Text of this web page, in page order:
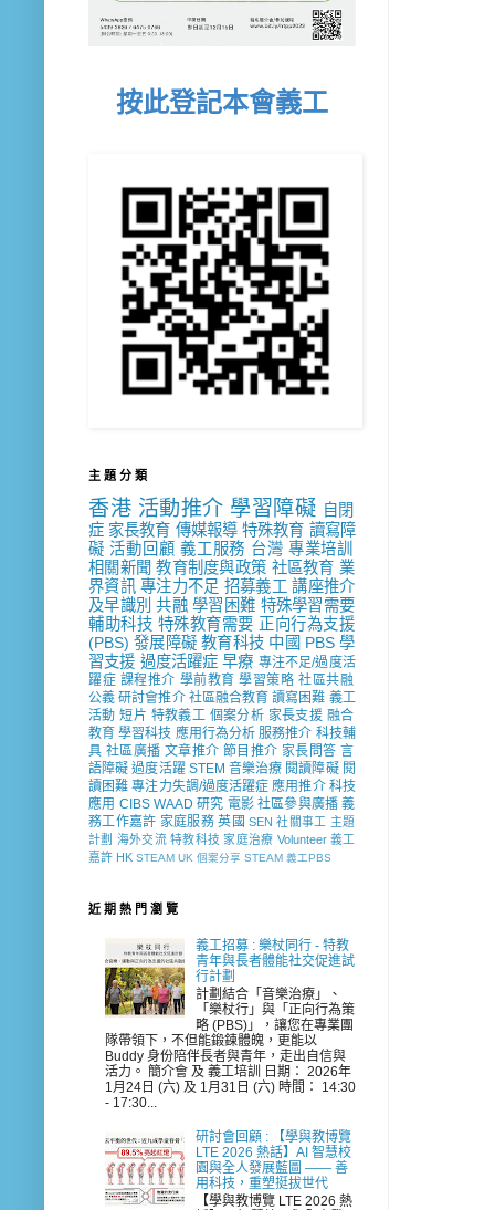
按此登記本會義工
主 題 分 類
香港 活動推介 學習障礙 自閉
症 家長教育 傳媒報導 特殊教育 讀寫障
礙 活動回顧 義工服務 台灣 專業培訓
相關新聞 教育制度與政策 社區教育 業
界資訊 專注力不足 招募義工 講座推介
及早識別 共融 學習困難 特殊學習需要
輔助科技 特殊教育需要 正向行為支援
(PBS) 發展障礙 教育科技 中國 PBS 學
習支援 過度活躍症 早療 專注不足/過度活
躍症 課程推介 學前教育 學習策略 社區共融
公義 研討會推介 社區融合教育 讀寫困難 義工
活動 短片 特教義工 個案分析 家長支援 融合
教育 學習科技 應用行為分析 服務推介 科技輔
具 社區廣播 文章推介 節目推介 家長問答 言
語障礙 過度活躍 STEM 音樂治療 閱讀障礙 閱
讀困難 專注力失調/過度活躍症 應用推介 科技
應用 CIBS WAAD 研究 電影 社區參與廣播 義
務工作嘉許 家庭服務 英國 SEN 社關事工 主題
計劃 海外交流 特教科技 家庭治療 Volunteer 義工
嘉許 HK STEAM UK 個案分享 STEAM 義工PBS
近 期 熱 門 瀏 覽
義工招募 : 樂杖同行 - 特教
青年與長者體能社交促進試
行計劃
計劃結合「音樂治療」、
「樂杖行」與「正向行為策
略 (PBS)」，讓您在專業團
隊帶領下，不但能鍛鍊體魄，更能以
Buddy 身份陪伴長者與青年，走出自信與
活力。 簡介會 及 義工培訓 日期： 2026年
1月24日 (六) 及 1月31日 (六) 時間： 14:30
- 17:30...
研討會回顧 : 【學與教博覽
LTE 2026 熱話】AI 智慧校
園與全人發展藍圖 —— 善
用科技，重塑挺拔世代
【學與教博覽 LTE 2026 熱